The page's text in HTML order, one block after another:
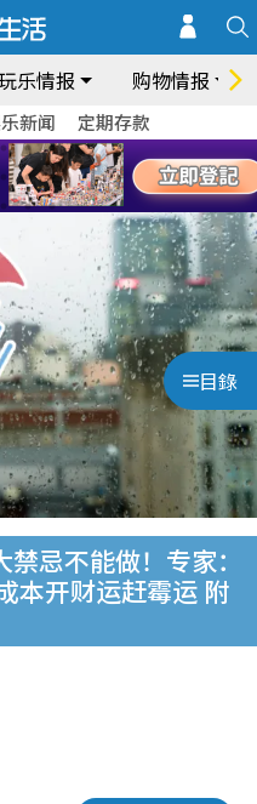
乐情报 购物情报
新闻 定期存款
目錄
忌不能做！专家：
本开财运赶霉运 附